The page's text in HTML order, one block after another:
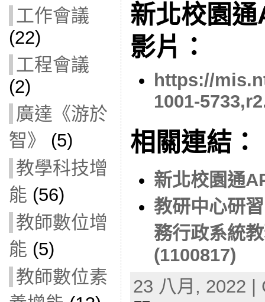
工作會議
(22)
工程會議
(2)
廣達《游於
智》
(5)
教學科技增
能 (56)
教師數位增
能 (5)
教師數位素
新北校園
影片：
https://
1001-
相關連結：
新北校園通
教研中心研
務行政系統
(1100817)
23 八月, 2022